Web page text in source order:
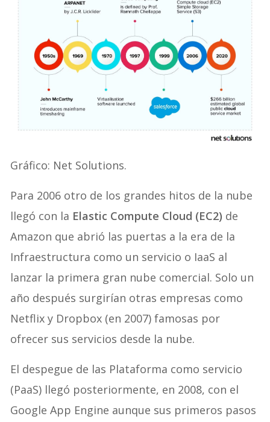
Gráfico: Net Solutions.
Para 2006 otro de los grandes hitos de la nube
llegó con la Elastic Compute Cloud (EC2) de
Amazon que abrió las puertas a la era de la
Infraestructura como un servicio o IaaS al
lanzar la primera gran nube comercial. Solo un
año después surgirían otras empresas como
Netflix y Dropbox (en 2007) famosas por
ofrecer sus servicios desde la nube.
El despegue de las Plataforma como servicio
(PaaS) llegó posteriormente, en 2008, con el
Google App Engine aunque sus primeros pasos